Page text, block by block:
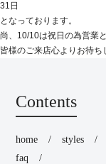
31日
となっております。
尚、10/10は祝日の為営業
皆様のご来店心よりお待ち
Contents
home styles
faq